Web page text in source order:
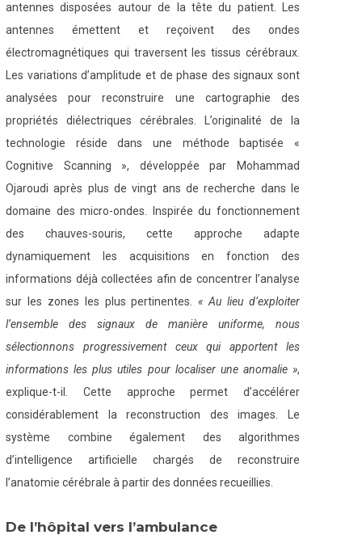
antennes disposées autour de la tête du patient. Les
antennes émettent et reçoivent des ondes
électromagnétiques qui traversent les tissus cérébraux.
Les variations d’amplitude et de phase des signaux sont
analysées pour reconstruire une cartographie des
propriétés diélectriques cérébrales. L’originalité de la
technologie réside dans une méthode baptisée «
Cognitive Scanning », développée par Mohammad
Ojaroudi après plus de vingt ans de recherche dans le
domaine des micro-ondes. Inspirée du fonctionnement
des chauves-souris, cette approche adapte
dynamiquement les acquisitions en fonction des
informations déjà collectées afin de concentrer l’analyse
sur les zones les plus pertinentes.« Au lieu d’exploiter
l’ensemble des signaux de manière uniforme, nous
sélectionnons progressivement ceux qui apportent les
informations les plus utiles pour localiser une anomalie »,
explique-t-il. Cette approche permet d’accélérer
considérablement la reconstruction des images. Le
système combine également des algorithmes
d’intelligence artificielle chargés de reconstruire
l’anatomie cérébrale à partir des données recueillies.
De l’hôpital vers l’ambulance